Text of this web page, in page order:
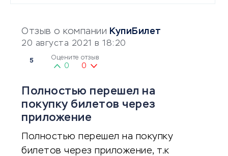
Отзыв о компании КупиБилет
20 августа 2021 в 18:20
5 Оцените отзыв
0 0
Полностью перешел на
покупку билетов через
приложение
Полностью перешел на покупку
билетов через приложение, т.к